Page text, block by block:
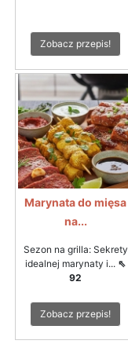
Zobacz przepis!
Marynata do mięsa
na...
Sezon na grilla: Sekrety
idealnej marynaty i... ⇖
92
Zobacz przepis!